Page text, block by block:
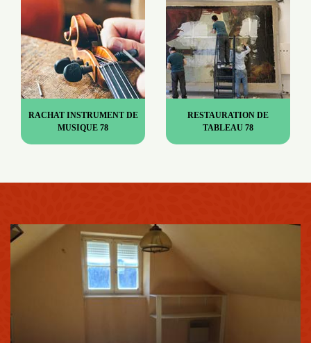
RACHAT INSTRUMENT DE
MUSIQUE 78
RESTAURATION DE
TABLEAU 78